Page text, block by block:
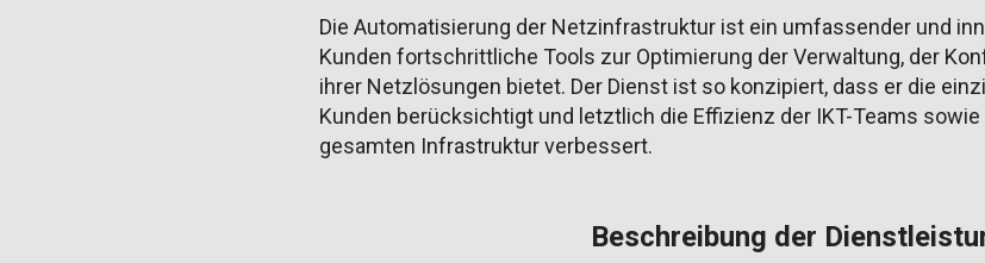
Die Automatisierung der Netzinfrastruktur ist ein umfassender und
Kunden fortschrittliche Tools zur Optimierung der Verwaltung, der
ihrer Netzlösungen bietet. Der Dienst ist so konzipiert, dass er die
Kunden berücksichtigt und letztlich die Effizienz der IKT-Teams
gesamten Infrastruktur verbessert.
Beschreibung der